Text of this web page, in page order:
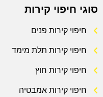
סוגי חיפוי קירות
חיפוי קירות פנים
חיפוי קירות תלת מימד
חיפוי קירות חוץ
חיפוי קירות אמבטיה